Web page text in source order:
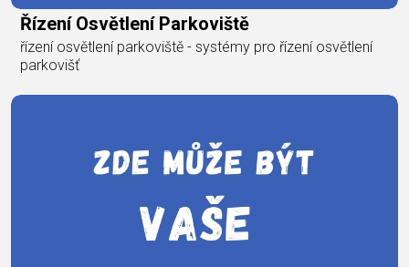
Řízení Osvětlení Parkoviště
řízení osvětlení parkoviště - systémy pro řízení osvětlení
parkovišť